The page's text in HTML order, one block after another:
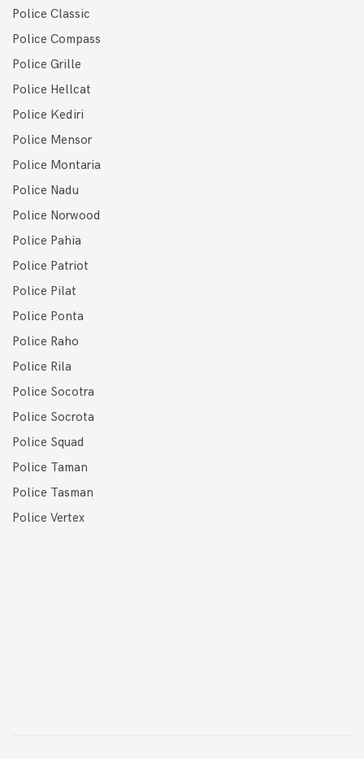
Police Classic
Police Compass
Police Grille
Police Hellcat
Police Kediri
Police Mensor
Police Montaria
Police Nadu
Police Norwood
Police Pahia
Police Patriot
Police Pilat
Police Ponta
Police Raho
Police Rila
Police Socotra
Police Socrota
Police Squad
Police Taman
Police Tasman
Police Vertex